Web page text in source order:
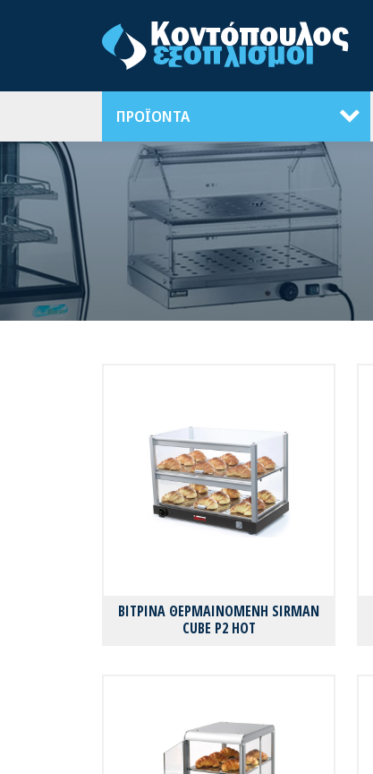
ΠΡΟΪΟΝΤΑ
ΒΙΤΡΙΝΑ ΘΕΡΜΑΙΝΟΜΕΝΗ SIRMAN
CUBE P2 HOT